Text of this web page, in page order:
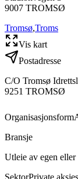
9007 TROMSØ
Tromsø,Troms
Vis kart
Postadresse
C/O Tromsø
9251 TROMSØ
Organisasjonsform
Bransje
Utleie av egen